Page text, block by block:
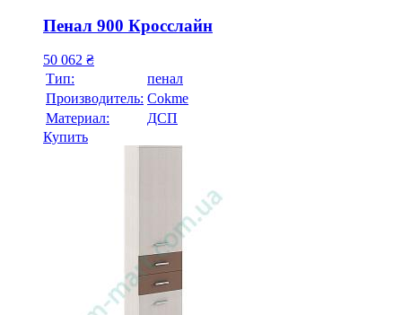
Пенал 900 Кросслайн
50 062 ₴
Тип:
пенал
Производитель: Cokme
Материал:
ДСП
Купить